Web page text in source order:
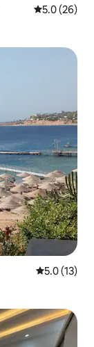
Calificación
5.0 (26)
Calificación
5.0 (13)